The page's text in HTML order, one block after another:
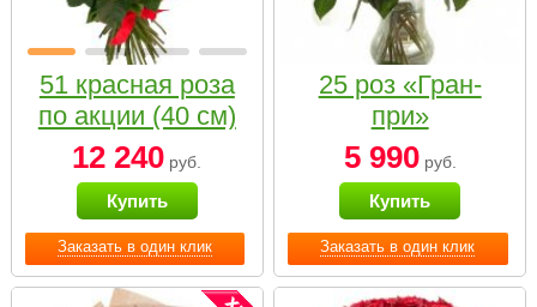
Заказать в один клик
51 красная роза
по акции (40 см)
12 240 руб.
Купить
Заказать в один клик
25 роз «Гран-
при»
5 990руб.
Купить